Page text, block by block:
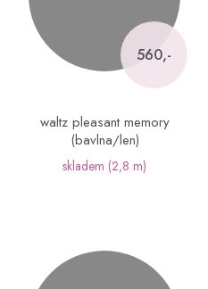
560,-
waltz pleasant memory
(bavlna/len)
skladem (2,8 m)